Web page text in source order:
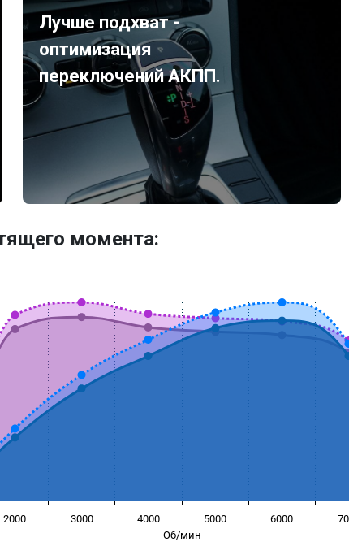
Лучше подхват -
оптимизация
переключений АКПП.
момента:
Об/мин
2000 3000 4000 5000 6000